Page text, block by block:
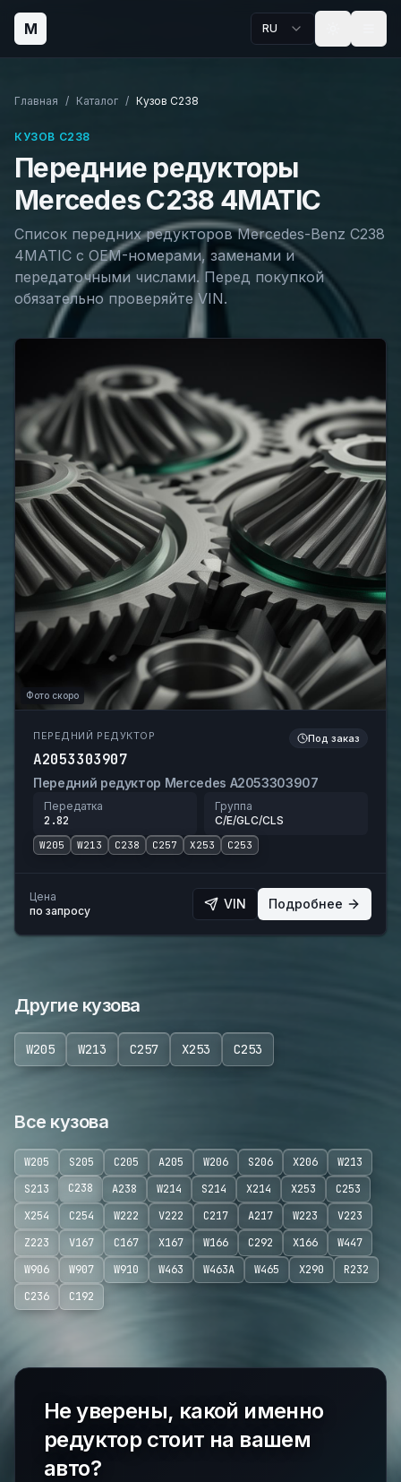
M RU
Главная / Каталог / Кузов C238
КУЗОВ C238
Передние редукторы
MercedesC238 4MATIC
Список передних редукторов Mercedes-Benz C238
4MATIC с OEM-номерами, заменами и
передаточными числами. Перед покупкой
обязательно проверяйте VIN.
Фото скоро
ПЕРЕДНИЙ РЕДУКТОР Под заказ
A2053303907
Передний редуктор Mercedes A2053303907
Передатка
2.82
Группа
C/E/GLC/CLS
W205 W213 C238 C257 X253 C253
Цена
по запросу
VIN Подробнее
Другие кузова
W205 W213 C257 X253 C253
Все кузова
W205 S205 C205 A205 W206 S206 X206
W213
S213
C238 A238 W214 S214 X214 X253
C253
X254
C254 W222 V222 C217 A217 W223
V223
Z223
V167 C167 X167 W166 C292 X166
W447
W906
W907 W910 W463 W463A W465 X290
R232
C236
C192
Не уверены, какой именно
редуктор стоит на вашем
авто?